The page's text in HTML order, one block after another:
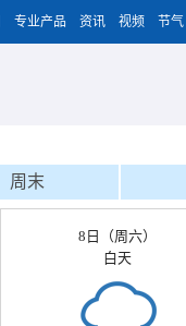
专业产品 资讯 视频 节气
周末
8日（周六）
白天